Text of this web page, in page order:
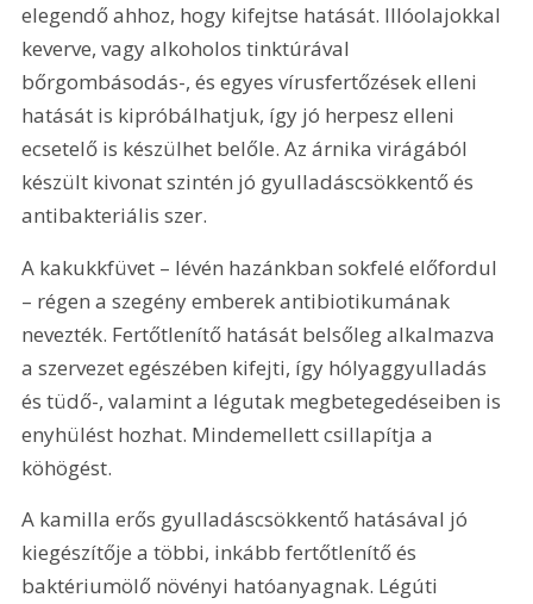
elegendő ahhoz, hogy kifejtse hatását. Illóolajokkal
keverve, vagy alkoholos tinktúrával
bőrgombásodás-, és egyes vírusfertőzések elleni
hatását is kipróbálhatjuk, így jó herpesz elleni
ecsetelő is készülhet belőle. Az árnika virágából
készült kivonat szintén jó gyulladáscsökkentő és
antibakteriális szer.
A kakukkfüvet – lévén hazánkban sokfelé előfordul
– régen a szegény emberek antibiotikumának
nevezték. Fertőtlenítő hatását belsőleg alkalmazva
a szervezet egészében kifejti, így hólyaggyulladás
és tüdő-, valamint a légutak megbetegedéseiben is
enyhülést hozhat. Mindemellett csillapítja a
köhögést.
A kamilla erős gyulladáscsökkentő hatásával jó
kiegészítője a többi, inkább fertőtlenítő és
baktériumölő növényi hatóanyagnak. Légúti